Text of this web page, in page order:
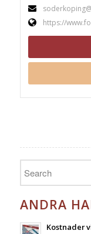
https://
ANDRA
Kostnader